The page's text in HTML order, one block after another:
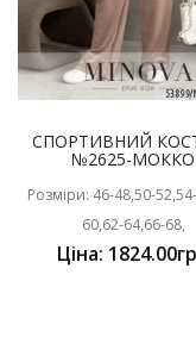
СПОРТИВНИЙ
№2625-МОККО
Розміри: 46-48,50-
60,62-64,66-68,
Ціна: